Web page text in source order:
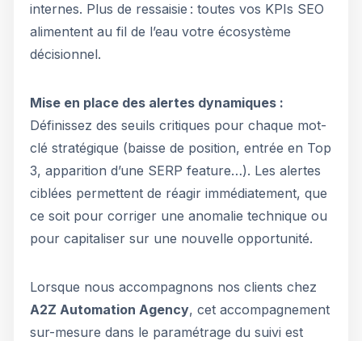
internes. Plus de ressaisie : toutes vos KPIs SEO
alimentent au fil de l’eau votre écosystème
décisionnel.
Mise en place des alertes dynamiques :
Définissez des seuils critiques pour chaque mot-
clé stratégique (baisse de position, entrée en Top
3, apparition d’une SERP feature…). Les alertes
ciblées permettent de réagir immédiatement, que
ce soit pour corriger une anomalie technique ou
pour capitaliser sur une nouvelle opportunité.
Lorsque nous accompagnons nos clients chez
A2Z Automation Agency, cet accompagnement
sur-mesure dans le paramétrage du suivi est